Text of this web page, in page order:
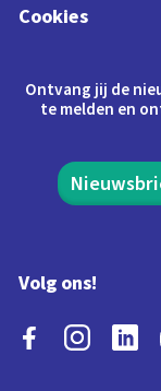
Cookies
Ontvang jij de
te melden en
Volg ons!